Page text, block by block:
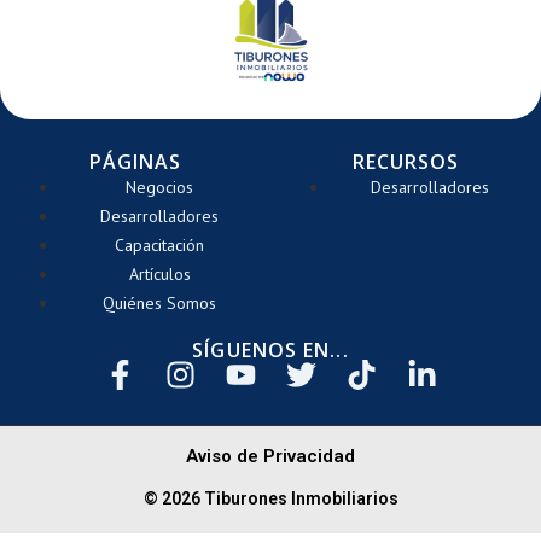
PÁGINAS
Negocios
Desarrolladores
Capacitación
Artículos
Quiénes Somos
RECURSOS
Desarrolladores
SÍGUENOS EN...
Aviso de Privacidad
© 2026 Tiburones Inmobiliarios